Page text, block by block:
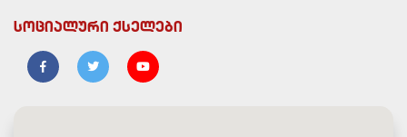
სოციალური ქსელები